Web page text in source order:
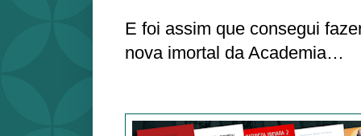
E foi assim que consegui
nova imortal da Academia…